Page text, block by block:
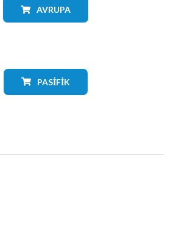
AVRUPA
PASIFIK